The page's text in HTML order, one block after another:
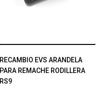
RECAMBIO EVS ARANDELA
PARA REMACHE RODILLERA
RS9